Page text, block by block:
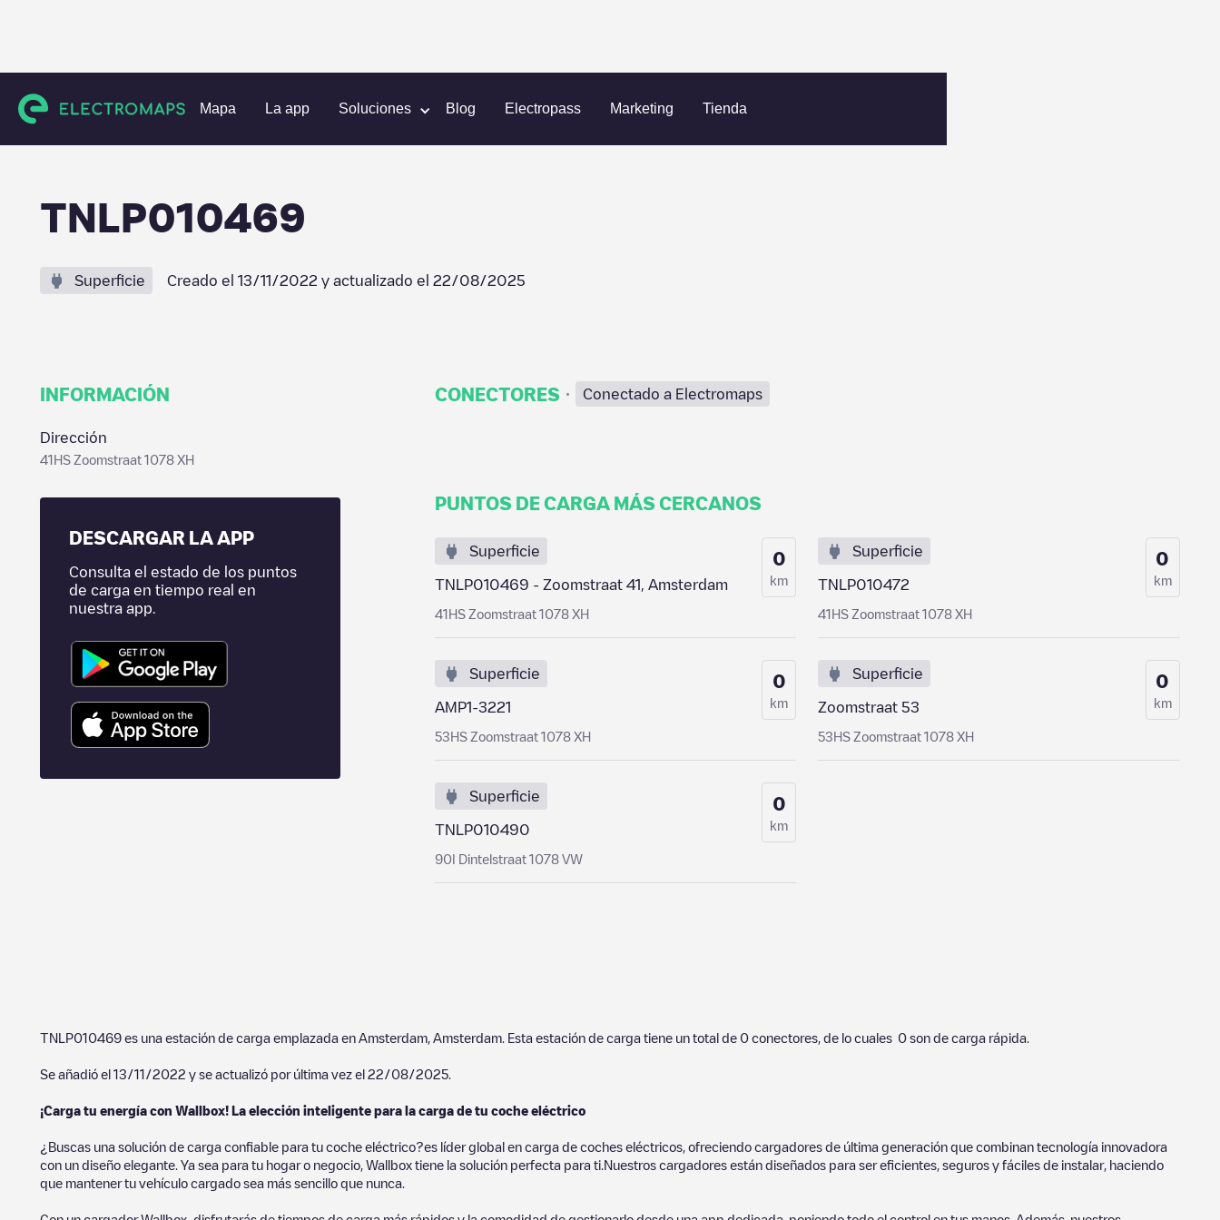
Mapa La app Soluciones Blog Electropass Marketing Tienda
Estaciones de carga Países Bajos Amsterdam Amsterdam TNLP010469
TNLP010469
Superficie Creado el 13/11/2022 y actualizado el 22/08/2025
INFORMACIÓN
Dirección
41HS Zoomstraat 1078 XH
DESCARGAR LA APP
Consulta el estado de los puntos
de carga en tiempo real en
nuestra app.
CONECTORES · Conectado a Electromaps
PUNTOS DE CARGA MÁS CERCANOS
Superficie
TNLP010469 - Zoomstraat 41, Amsterdam
41HS Zoomstraat 1078 XH
0
km
Superficie
TNLP010472
41HS Zoomstraat 1078 XH
0
km
Superficie
AMP1-3221
53HS Zoomstraat 1078 XH
0
km
Superficie
Zoomstraat 53
53HS Zoomstraat 1078 XH
0
km
Superficie
TNLP010490
90I Dintelstraat 1078 VW
0
km
TNLP010469 es una estación de carga emplazada en Amsterdam Amsterdam . Esta estación de carga tiene un total de 0 conectores, de lo cuales 0 son de carga rápida.
Se añadió el 13/11/2022 y se actualizó por última vez el 22/08/2025
¡Carga tu energía con Wallbox! La elección inteligente para la carga de tu coche eléctrico
¿Buscas una solución de carga confiable para tu coche eléctrico?es líder global en carga de coches eléctricos, ofreciendo cargadores de última generación que combinan tecnología innovadora
con un diseño elegante. Ya sea para tu hogar o negocio, Wallbox tiene la solución perfecta para ti.Nuestros cargadores están diseñados para ser eficientes, seguros y fáciles de instalar, haciendo
que mantener tu vehículo cargado sea más sencillo que nunca.